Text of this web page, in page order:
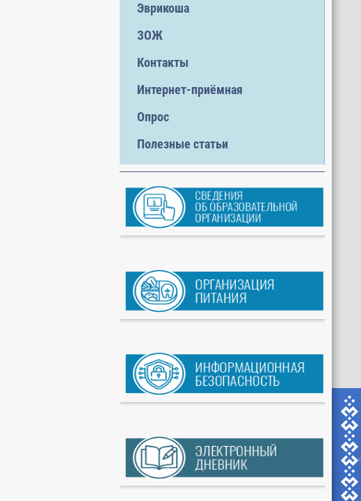
Эврикоша
ЗОЖ
Контакты
Интернет-приёмная
Опрос
Полезные статьи